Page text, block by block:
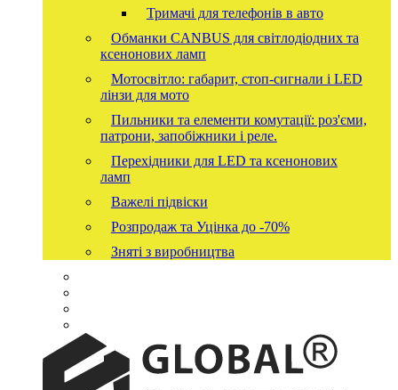
Тримачі для телефонів в авто
Обманки CANBUS для світлодіодних та
ксенонових ламп
Мотосвітло: габарит, стоп-сигнали і LED
лінзи для мото
Пильники та елементи комутації: роз'єми,
патрони, запобіжники і реле.
Перехідники для LED та ксенонових
ламп
Важелі підвіски
Розпродаж та Уцінка до -70%
Зняті з виробництва